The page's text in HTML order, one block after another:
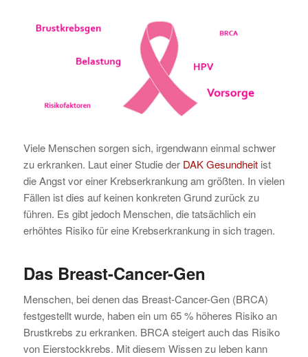
Viele Menschen sorgen sich, irgendwann einmal schwer
zu erkranken. Laut einer Studie der DAK Gesundheitist
die Angst vor einer Krebserkrankung am größten. In vielen
Fällen ist dies auf keinen konkreten Grund zurück zu
führen. Es gibt jedoch Menschen, die tatsächlich ein
erhöhtes Risiko für eine Krebserkrankung in sich tragen.
Das Breast-Cancer-Gen
Menschen, bei denen das Breast-Cancer-Gen (BRCA)
festgestellt wurde, haben ein um 65 % höheres Risiko an
Brustkrebs zu erkranken. BRCA steigert auch das Risiko
von Eierstockkrebs. Mit diesem Wissen zu leben kann